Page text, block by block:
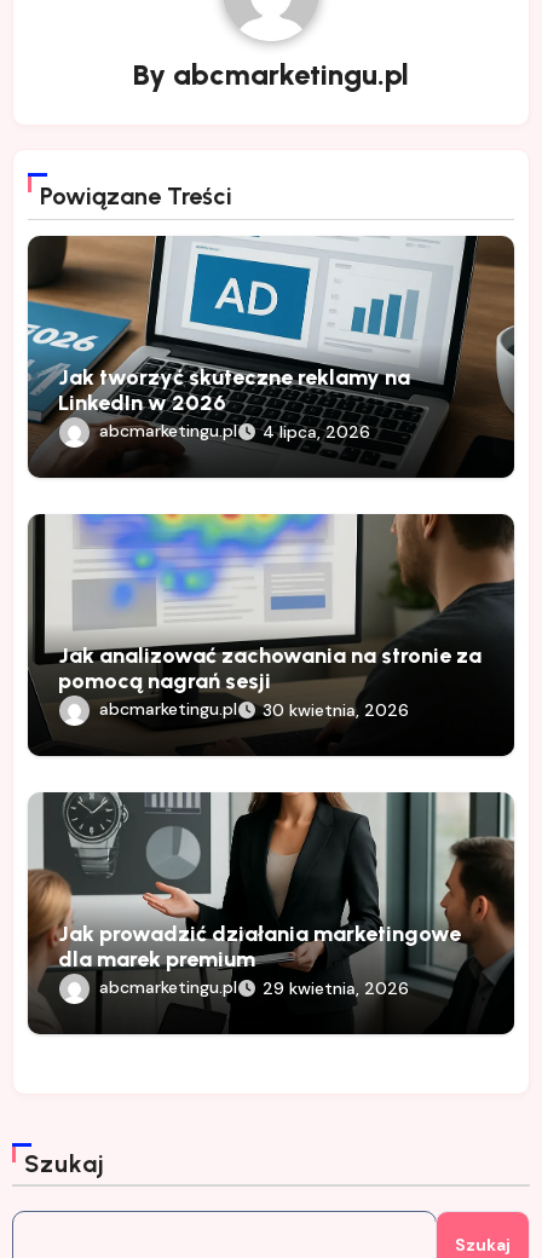
By abcmarketingu.pl
Powiązane Treści
Jak tworzyć skuteczne reklamy na
LinkedIn w 2026
abcmarketingu.pl 4 lipca, 2026
Jak analizować zachowania na stronie za
pomocą nagrań sesji
abcmarketingu.pl 30 kwietnia, 2026
Jak prowadzić działania marketingowe
dla marek premium
abcmarketingu.pl 29 kwietnia, 2026
Szukaj
Szukaj